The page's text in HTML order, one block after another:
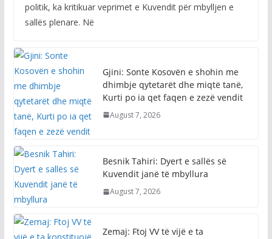
politik, ka kritikuar veprimet e Kuvendit për mbylljen e
sallës plenare. Në
Gjini: Sonte Kosovën e shohin me
dhimbje qytetarët dhe miqtë tanë,
Kurti po ia qet faqen e zezë vendit
August 7, 2026
Besnik Tahiri: Dyert e sallës së
Kuvendit janë të mbyllura
August 7, 2026
Zemaj: Ftoj VV të vijë e ta